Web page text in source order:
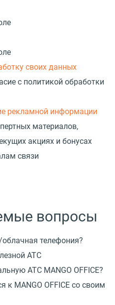
своих данных
с политикой обработки
рекламной информации
материалов,
акциях и бонусах
связи
вопросы
телефония?
АТС
АТС MANGO OFFICE?
MANGO OFFICE со своим